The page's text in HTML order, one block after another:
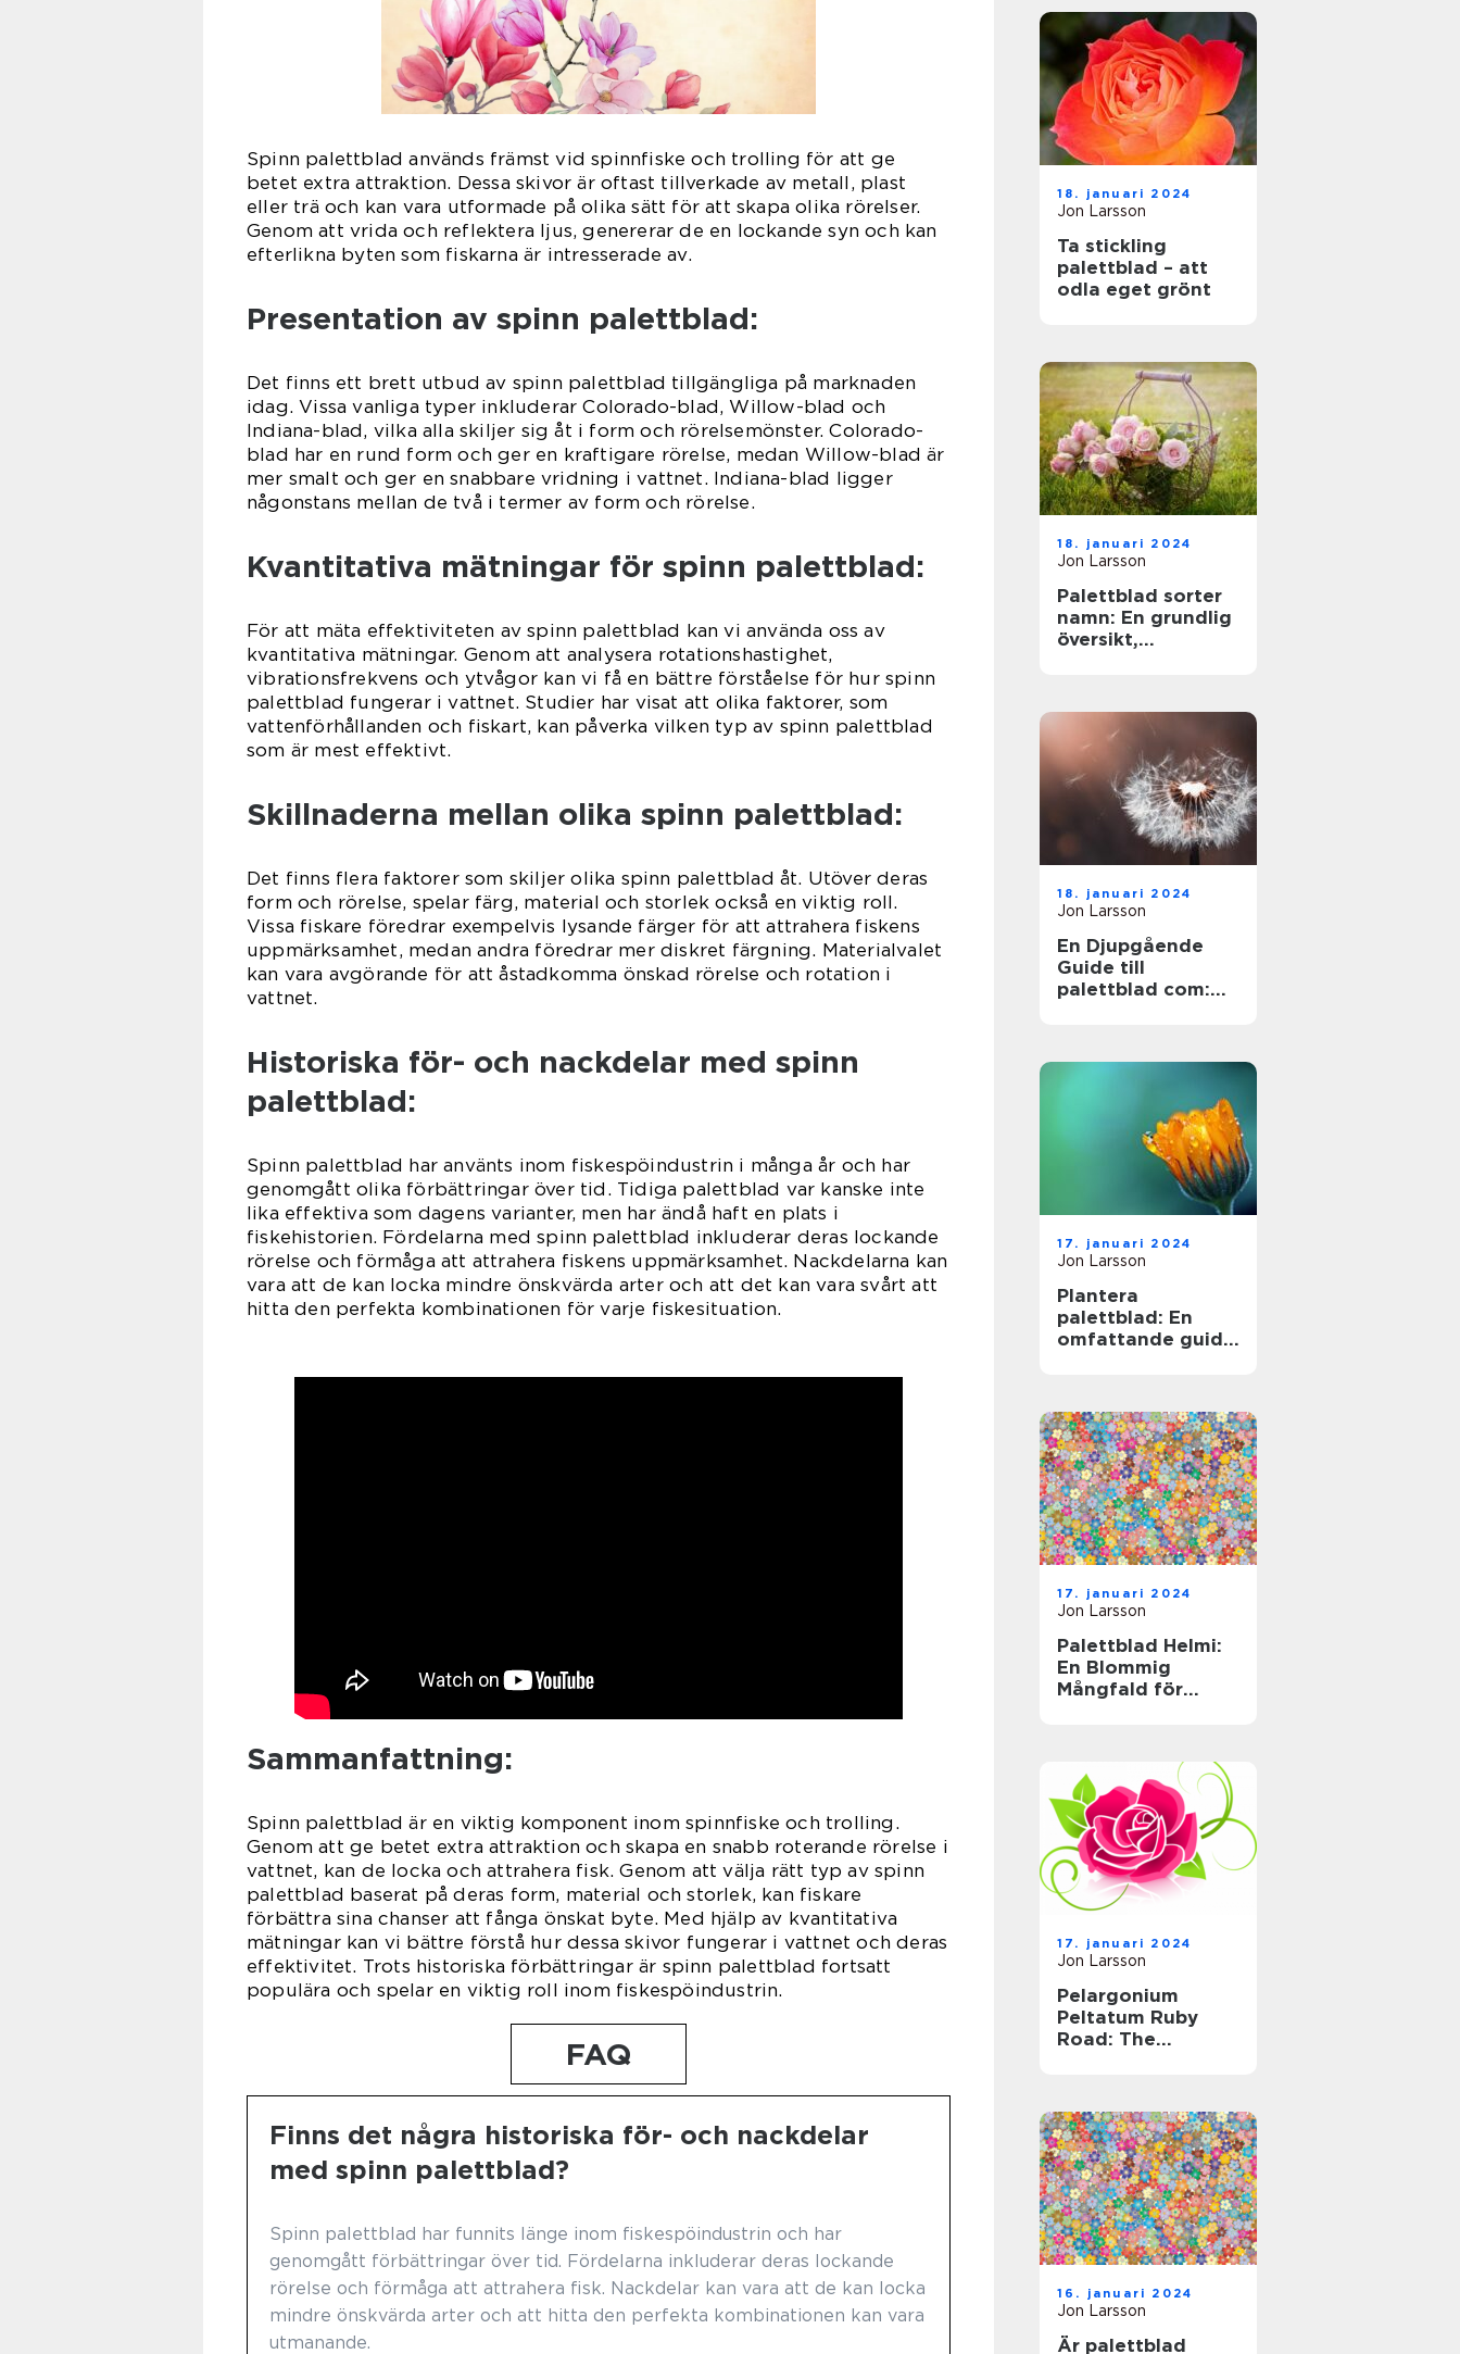
Spinn palettblad används främst vid spinnfiske och trolling för att ge
betet extra attraktion. Dessa skivor är oftast tillverkade av metall, plast
eller trä och kan vara utformade på olika sätt för att skapa olika rörelser.
Genom att vrida och reflektera ljus, genererar de en lockande syn och kan
efterlikna byten som fiskarna är intresserade av.
Presentation av spinn palettblad:
Det finns ett brett utbud av spinn palettblad tillgängliga på marknaden
idag. Vissa vanliga typer inkluderar Colorado-blad, Willow-blad och
Indiana-blad, vilka alla skiljer sig åt i form och rörelsemönster. Colorado-
blad har en rund form och ger en kraftigare rörelse, medan Willow-blad är
mer smalt och ger en snabbare vridning i vattnet. Indiana-blad ligger
någonstans mellan de två i termer av form och rörelse.
Kvantitativa mätningar för spinn palettblad:
För att mäta effektiviteten av spinn palettblad kan vi använda oss av
kvantitativa mätningar. Genom att analysera rotationshastighet,
vibrationsfrekvens och ytvågor kan vi få en bättre förståelse för hur spinn
palettblad fungerar i vattnet. Studier har visat att olika faktorer, som
vattenförhållanden och fiskart, kan påverka vilken typ av spinn palettblad
som är mest effektivt.
Skillnaderna mellan olika spinn palettblad:
Det finns flera faktorer som skiljer olika spinn palettblad åt. Utöver deras
form och rörelse, spelar färg, material och storlek också en viktig roll.
Vissa fiskare föredrar exempelvis lysande färger för att attrahera fiskens
uppmärksamhet, medan andra föredrar mer diskret färgning. Materialvalet
kan vara avgörande för att åstadkomma önskad rörelse och rotation i
vattnet.
Historiska för- och nackdelar med spinn
palettblad:
Spinn palettblad har använts inom fiskespöindustrin i många år och har
genomgått olika förbättringar över tid. Tidiga palettblad var kanske inte
lika effektiva som dagens varianter, men har ändå haft en plats i
fiskehistorien. Fördelarna med spinn palettblad inkluderar deras lockande
rörelse och förmåga att attrahera fiskens uppmärksamhet. Nackdelarna kan
vara att de kan locka mindre önskvärda arter och att det kan vara svårt att
hitta den perfekta kombinationen för varje fiskesituation.
Sammanfattning:
Spinn palettblad är en viktig komponent inom spinnfiske och trolling.
Genom att ge betet extra attraktion och skapa en snabb roterande rörelse i
vattnet, kan de locka och attrahera fisk. Genom att välja rätt typ av spinn
palettblad baserat på deras form, material och storlek, kan fiskare
förbättra sina chanser att fånga önskat byte. Med hjälp av kvantitativa
mätningar kan vi bättre förstå hur dessa skivor fungerar i vattnet och deras
effektivitet. Trots historiska förbättringar är spinn palettblad fortsatt
populära och spelar en viktig roll inom fiskespöindustrin.
FAQ
Finns det några historiska för- och nackdelar
med spinn palettblad?
Spinn palettblad har funnits länge inom fiskespöindustrin och har
genomgått förbättringar över tid. Fördelarna inkluderar deras lockande
rörelse och förmåga att attrahera fisk. Nackdelar kan vara att de kan locka
mindre önskvärda arter och att hitta den perfekta kombinationen kan vara
utmanande.
18. januari 2024
Jon Larsson
Ta stickling
palettblad – att
odla eget grönt
18. januari 2024
Jon Larsson
Palettblad sorter
namn: En grundlig
översikt,
18. januari 2024
Jon Larsson
En Djupgående
Guide till
palettblad com:
17. januari 2024
Jon Larsson
Plantera
palettblad: En
omfattande guide
17. januari 2024
Jon Larsson
Palettblad Helmi:
En Blommig
Mångfald för
17. januari 2024
Jon Larsson
Pelargonium
Peltatum Ruby
Road: The
16. januari 2024
Jon Larsson
Är palettblad